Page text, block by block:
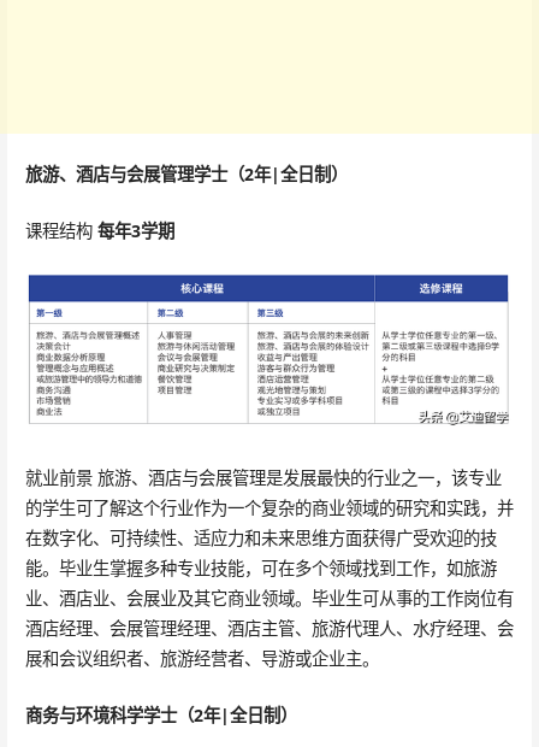
旅游、酒店与会展管理学士（2年|全日制）
课程结构 每年3学期
就业前景 旅游、酒店与会展管理是发展最快的行业之一，该专业
的学生可了解这个行业作为一个复杂的商业领域的研究和实践，并
在数字化、可持续性、适应力和未来思维方面获得广受欢迎的技
能。毕业生掌握多种专业技能，可在多个领域找到工作，如旅游
业、酒店业、会展业及其它商业领域。毕业生可从事的工作岗位有
酒店经理、会展管理经理、酒店主管、旅游代理人、水疗经理、会
展和会议组织者、旅游经营者、导游或企业主。
商务与环境科学学士（2年|全日制）